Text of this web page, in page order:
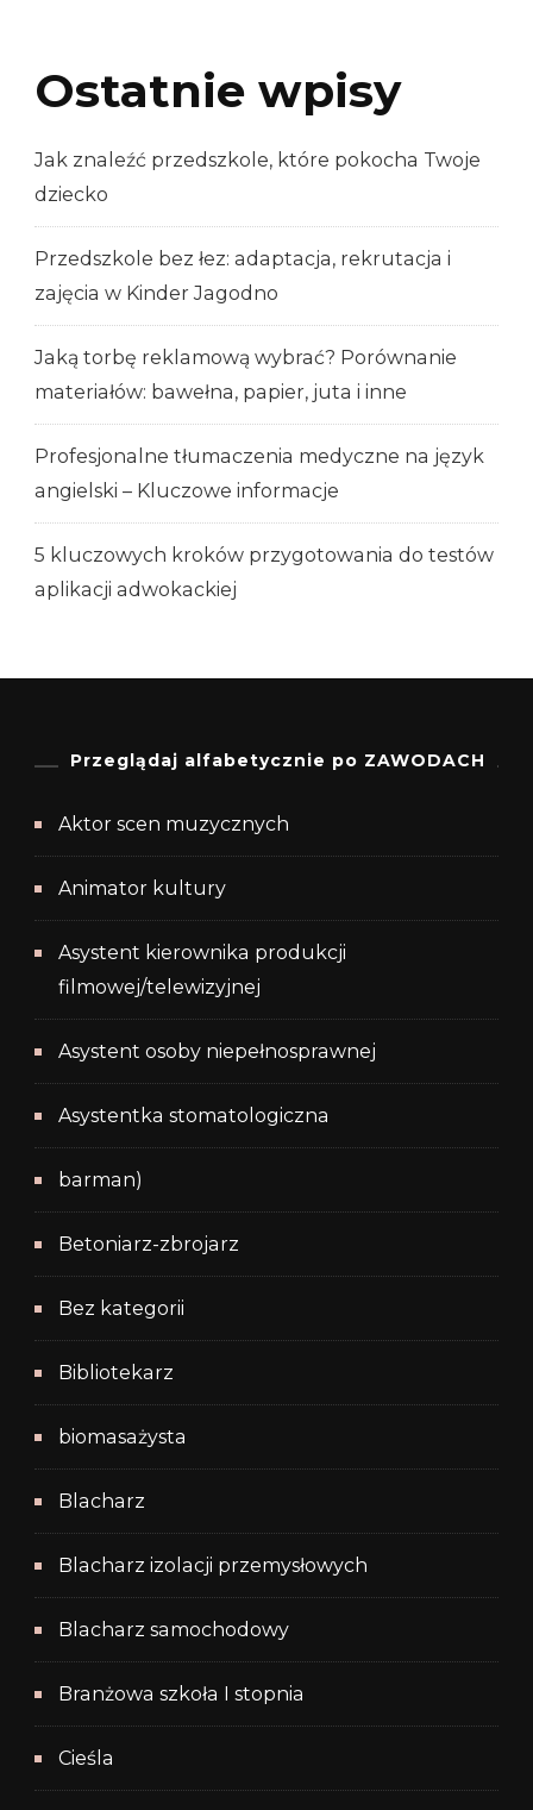
Ostatnie wpisy
Jak znaleźć przedszkole, które pokocha Twoje
dziecko
Przedszkole bez łez: adaptacja, rekrutacja i
zajęcia w Kinder Jagodno
Jaką torbę reklamową wybrać? Porównanie
materiałów: bawełna, papier, juta i inne
Profesjonalne tłumaczenia medyczne na język
angielski – Kluczowe informacje
5 kluczowych kroków przygotowania do testów
aplikacji adwokackiej
Przeglądaj alfabetycznie po ZAWODACH
Aktor scen muzycznych
Animator kultury
Asystent kierownika produkcji
filmowej/telewizyjnej
Asystent osoby niepełnosprawnej
Asystentka stomatologiczna
barman)
Betoniarz-zbrojarz
Bez kategorii
Bibliotekarz
biomasażysta
Blacharz
Blacharz izolacji przemysłowych
Blacharz samochodowy
Branżowa szkoła I stopnia
Cieśla